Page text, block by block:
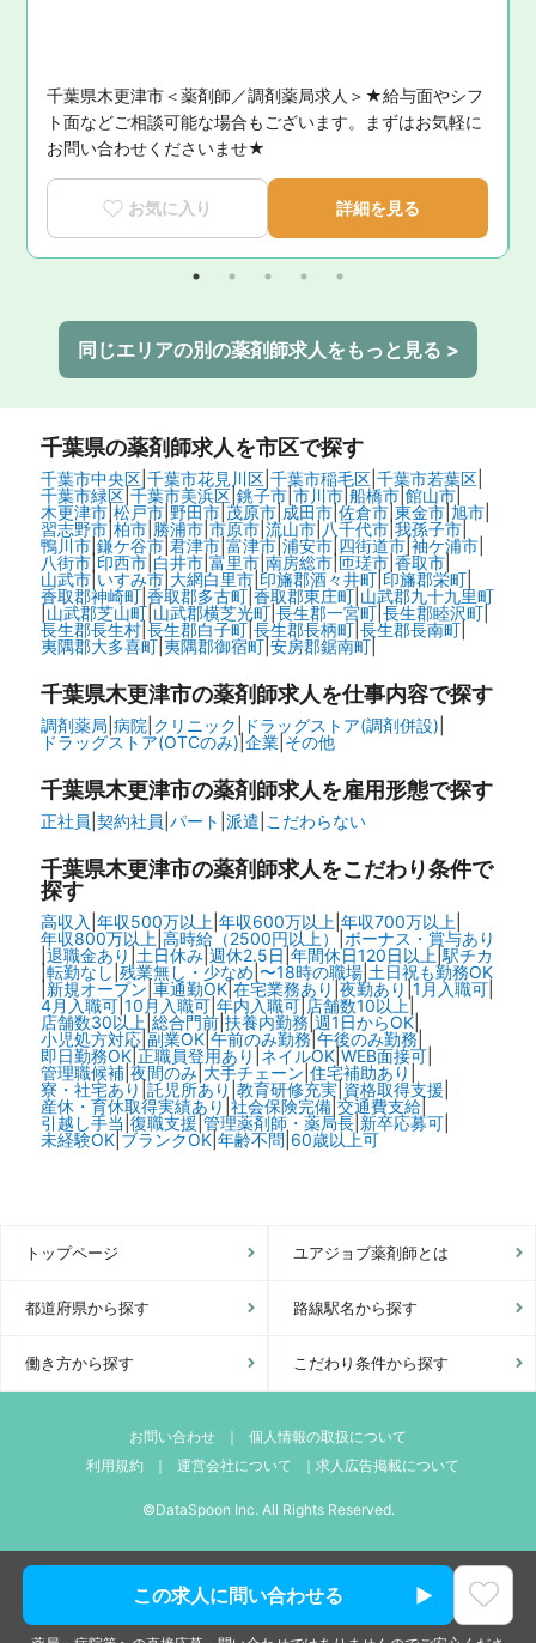
千葉県木更津市＜薬剤師／調剤薬局求人＞★給与面やシフ
ト面などご相談可能な場合もございます。まずはお気軽に
お問い合わせくださいませ★
お気に入り 詳細を見る
同じエリアの別の薬剤師求人をもっと見る >
千葉県の薬剤師求人を市区で探す
千葉市中央区| 千葉市花見川区| 千葉市稲毛区| 千葉市若葉区|
千葉市緑区| 千葉市美浜区| 銚子市| 市川市| 船橋市| 館山市|
木更津市| 松戸市| 野田市| 茂原市| 成田市| 佐倉市| 東金市| 旭市|
習志野市|柏市| 勝浦市| 市原市| 流山市| 八千代市|我孫子市|
鴨川市| 鎌ケ谷市| 君津市| 富津市| 浦安市| 四街道市| 袖ケ浦市|
八街市|印西市| 白井市| 富里市| 南房総市|匝瑳市| 香取市|
山武市|いすみ市| 大網白里市| 印旛郡酒々井町| 印旛郡栄町|
香取郡神崎町| 香取郡多古町| 香取郡東庄町| 山武郡九十九里町
山武郡芝山町| 山武郡横芝光町| 長生郡一宮町| 長生郡睦沢町|
長生郡長生村| 長生郡白子町| 長生郡長柄町| 長生郡長南町|
夷隅郡大多喜町| 夷隅郡御宿町| 安房郡鋸南町|
千葉県木更津市の薬剤師求人を仕事内容で探す
調剤薬局 病院 クリニック ドラッグストア(調剤併設)
ドラッグストア(OTCのみ)| 企業| その他
千葉県木更津市の薬剤師求人を雇用形態で探す
正社員 契約社員 パート 派遣 こだわらない
千葉県木更津市の薬剤師求人をこだわり条件で
探す
高収入 年収500万以上 年収600万以上 年収700万以上
年収800万以上 高時給（2500円以上）| ボーナス・賞与あり
退職金あり 土日休み| 週休2.5日 年間休日120日以上 駅チカ
|転勤なし 残業無し・少なめ 〜18時の職場| 土日祝も勤務OK
|新規オープン 車通勤OK|在宅業務あり 夜勤あり 1月入職可|
4月入職可| 10月入職可| 年内入職可| 店舗数10以上|
店舗数30以上 総合門前| 扶養内勤務 週1日からOK|
小児処方対応| 副業OK| 午前のみ勤務| 午後のみ勤務|
即日勤務OK| 正職員登用あり ネイルOK| WEB面接可|
管理職候補| 夜間のみ| 大手チェーン 住宅補助あり
寮・社宅あり 託児所あり 教育研修充実| 資格取得支援
産休・育休取得実績あり 社会保険完備| 交通費支給|
引越し手当 復職支援 |管理薬剤師・薬局長| 新卒応募可|
未経験OK| ブランクOK| 年齢不問 60歳以上可
トップページ ユアジョブ薬剤師とは
都道府県から探す 路線駅名から探す
働き方から探す こだわり条件から探す
お問い合わせ ｜
個人情報の取扱について
利用規約
｜ 運営会社について ｜ 求人広告掲載について
©DataSpoon Inc. All Rights Reserved.
この求人に問い合わせる